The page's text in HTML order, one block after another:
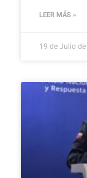
LEER MÁS »
19 de Julio